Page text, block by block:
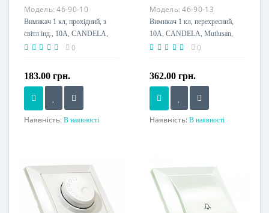
Модель:46-90-10
Вимикач 1 кл, прохідний, з
світл інд., 10А, CANDELA,
Mutlusan, білий, (2125 016
0
183.00 грн.
Наявність: В наявності
230 V
Модель:46-90-13
Вимикач 1 кл, перехресний,
10А, CANDELA, Mutlusan,
білий, (2125 008 0101)
0
362.00 грн.
Наявність: В наявності
230 V